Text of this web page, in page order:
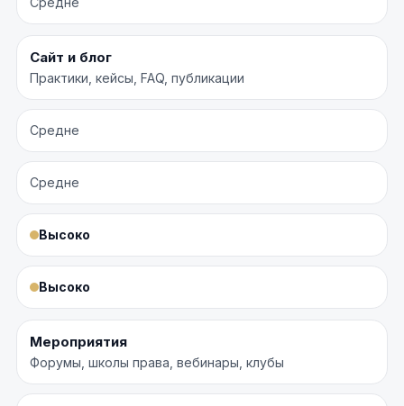
Сайт и блог
Практики, кейсы, FAQ, публикации
Средне
Средне
Высоко
Высоко
Мероприятия
Форумы, школы права, вебинары, клубы